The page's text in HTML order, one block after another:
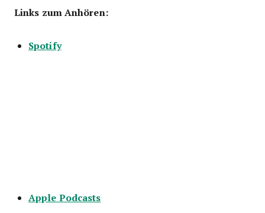
Links zum Anhören:
Spotify
Apple Podcasts